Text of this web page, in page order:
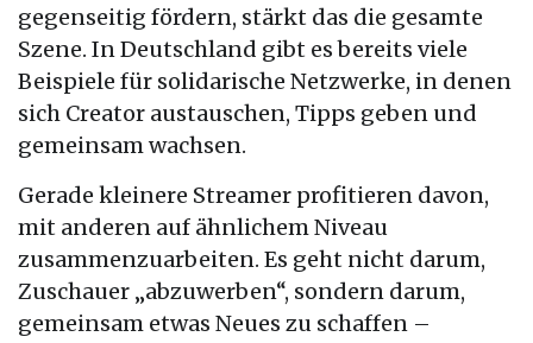
gegenseitig fördern, stärkt das die gesamte
Szene. In Deutschland gibt es bereits viele
Beispiele für solidarische Netzwerke, in denen
sich Creator austauschen, Tipps geben und
gemeinsam wachsen.
Gerade kleinere Streamer profitieren davon,
mit anderen auf ähnlichem Niveau
zusammenzuarbeiten. Es geht nicht darum,
Zuschauer „abzuwerben“, sondern darum,
gemeinsam etwas Neues zu schaffen –